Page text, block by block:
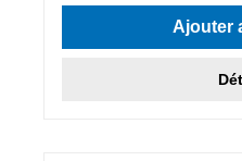
Ajouter